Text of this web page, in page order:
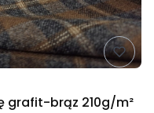
grafit-brąz 210g/m²